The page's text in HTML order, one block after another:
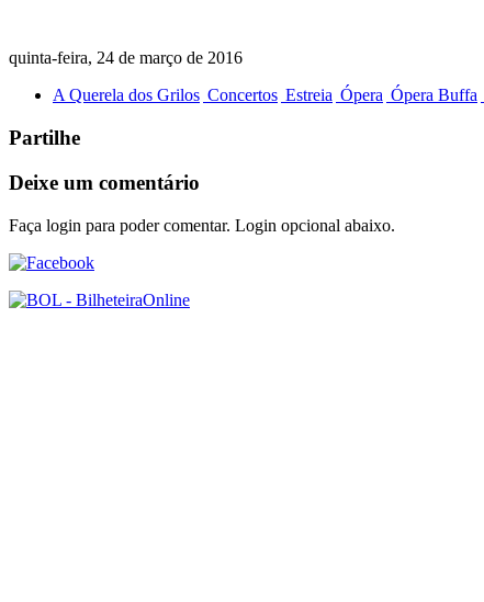
quinta-feira, 24 de março de 2016
A Querela dos Grilos Concertos Estreia Ópera Ópera Buffa
Partilhe
Deixe um comentário
Faça login para poder comentar. Login opcional abaixo.